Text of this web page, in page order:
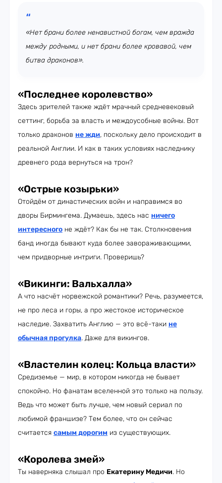
«Нет брани более ненавистной богам, чем вражда
между родными, и нет брани более кровавой, чем
битва драконов».
«Последнее королевство»
Здесь зрителей также ждёт мрачный средневековый
сеттинг, борьба за власть и междоусобные войны. Вот
только драконов не жди, поскольку дело происходит в
реальной Англии. И как в таких условиях наследнику
древнего рода вернуться на трон?
«Острые козырьки»
Отойдём от династических войн и направимся во
дворы Бирмингема. Думаешь, здесь нас ничего
интересного не ждёт? Как бы не так. Столкновения
банд иногда бывают куда более завораживающими,
чем придворные интриги. Проверишь?
«Викинги: Вальхалла»
А что насчёт норвежской романтики? Речь, разумеется,
не про леса и горы, а про жестокое историческое
наследие. Захватить Англию — это всё-таки не
обычная прогулка. Даже для викингов.
«Властелин колец: Кольца власти»
Средиземье — мир, в котором никогда не бывает
спокойно. Но фанатам вселенной это только на пользу.
Ведь что может быть лучше, чем новый сериал по
любимой франшизе? Тем более, что он сейчас
считается самым дорогим из существующих.
«Королева змей»
Ты наверняка слышал про Екатерину Медичи. Но